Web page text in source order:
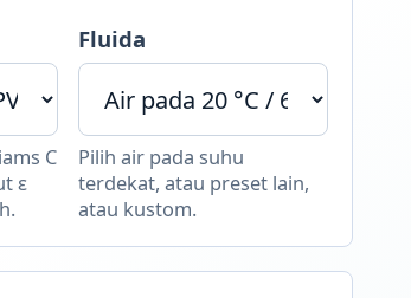
C
ε
Fluida
Pilih air pada suhu
terdekat, atau preset lain,
atau kustom.